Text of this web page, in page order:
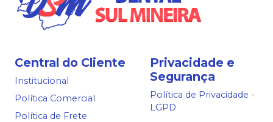
Central do Cliente
Institucional
Política Comercial
Política de Frete
Privacidade e
Segurança
Política de Privacidade -
LGPD